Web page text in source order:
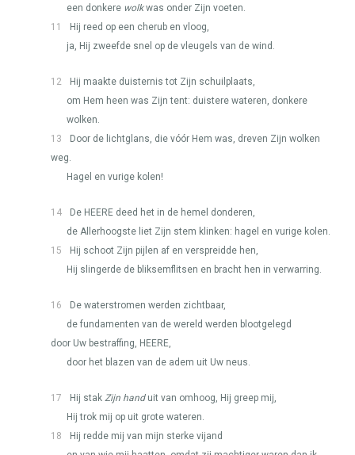
een donkere wolkwas onder Zijn voeten.
11
Hij reed op een cherub en vloog,
ja, Hij zweefde snel op de vleugels van de wind.
12
Hij maakte duisternis tot Zijn schuilplaats,
om Hem heen was Zijn tent: duistere wateren, donkere
wolken.
13
Door de lichtglans, die vóór Hem was, dreven Zijn wolken
weg.
Hagel en vurige kolen!
14 De HEERE deed het in de hemel donderen,
de Allerhoogste liet Zijn stem klinken: hagel en vurige kolen.
15
Hij schoot Zijn pijlen af en verspreidde hen,
Hij slingerde de bliksemflitsen en bracht hen in verwarring.
16
De waterstromen werden zichtbaar,
de fundamenten van de wereld werden blootgelegd
door Uw bestraffing, HEERE,
door het blazen van de adem uit Uw neus.
17 Hij stak Zijn handuit van omhoog, Hij greep mij,
Hij trok mij op uit grote wateren.
18
Hij redde mij van mijn sterke vijand